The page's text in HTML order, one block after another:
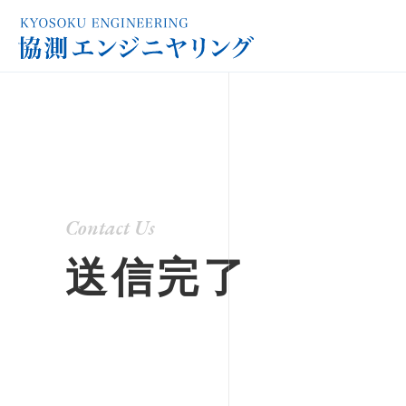
Contact Us
送信完了